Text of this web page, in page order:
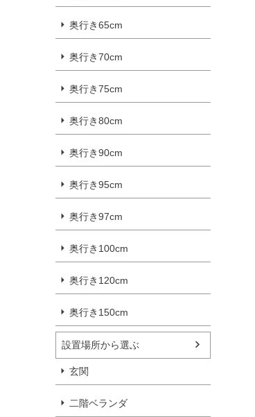
奥行き65cm
奥行き70cm
奥行き75cm
奥行き80cm
奥行き90cm
奥行き95cm
奥行き97cm
奥行き100cm
奥行き120cm
奥行き150cm
設置場所から選ぶ
玄関
二階ベランダ